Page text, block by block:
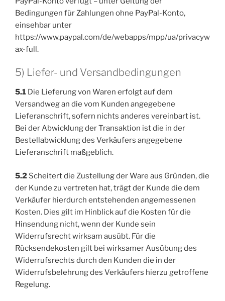
Bedingungen für Zahlungen ohne PayPal-Konto,
einsehbar unter
https://www.paypal.com/de/webapps/mpp/ua/privacyw
ax-full.
5) Liefer- und Versandbedingungen
5.1 Die Lieferung von Waren erfolgt auf dem
Versandweg an die vom Kunden angegebene
Lieferanschrift, sofern nichts anderes vereinbart ist.
Bei der Abwicklung der Transaktion ist die in der
Bestellabwicklung des Verkäufers angegebene
Lieferanschrift maßgeblich.
5.2 Scheitert die Zustellung der Ware aus Gründen, die
der Kunde zu vertreten hat, trägt der Kunde die dem
Verkäufer hierdurch entstehenden angemessenen
Kosten. Dies gilt im Hinblick auf die Kosten für die
Hinsendung nicht, wenn der Kunde sein
Widerrufsrecht wirksam ausübt. Für die
Rücksendekosten gilt bei wirksamer Ausübung des
Widerrufsrechts durch den Kunden die in der
Widerrufsbelehrung des Verkäufers hierzu getroffene
Regelung.